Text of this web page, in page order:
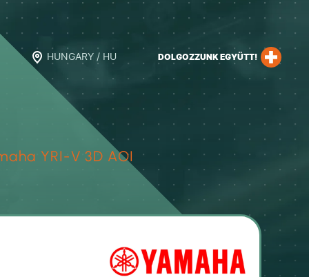
HUNGARY / HU DOLGOZZUNK EGYÜTT!
YRI-V 3D AOI